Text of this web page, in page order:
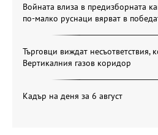
Войната влиза в предизборната
по-малко руснаци вярват в
Търговци виждат несъответствия,
Вертикалния газов коридор
Кадър на деня за 6 август